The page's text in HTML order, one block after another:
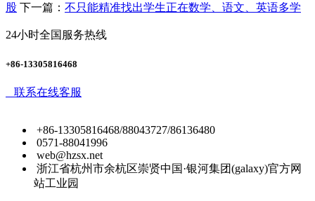
股 下一篇： 不只能精准找出学生正在数学、语文、英语多学
24小时全国服务热线
+86-13305816468
联系在线客服
+86-13305816468/88043727/86136480
0571-88041996
web@hzsx.net
浙江省杭州市余杭区崇贤中国·银河集团(galaxy)官方网
站工业园